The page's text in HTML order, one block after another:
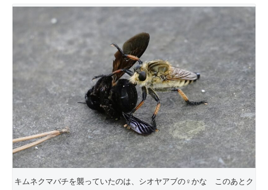
キムネクマバチを襲っていたのは、シオヤアブの♀かな このあとク